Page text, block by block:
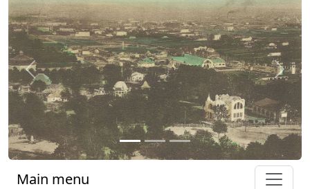
Previous Next
Main menu